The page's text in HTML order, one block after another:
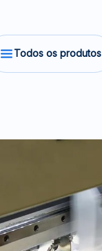
Todos os produtos